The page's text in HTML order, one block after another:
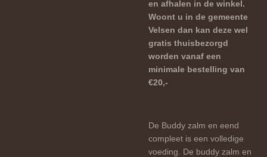
en afhalen in de winkel.
Woont u in de gemeente
Velsen dan kan deze wel
gratis thuisbezorgd
worden vanaf een
minimale bestelling van
€20,-
De Buddy zalm en eend
compleet is een volledige
voeding. De buddy zalm en